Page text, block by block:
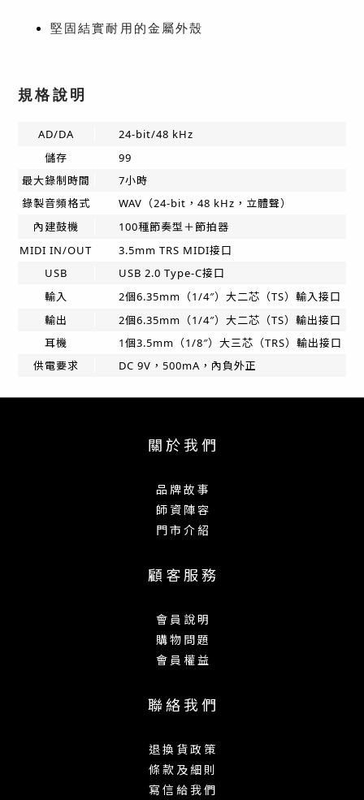
堅固結實耐用的金屬外殼
規格說明
AD/DA
24-bit/48 kHz
儲存
99
最大錄制時間
7小時
錄製音頻格式
WAV（24-bit，48 kHz，立體聲）
內建鼓機
100種節奏型＋節拍器
MIDI IN/OUT
3.5mm TRS MIDI接口
USB
USB 2.0 Type-C接口
輸入
2個6.35mm（1/4″）大二芯（TS）輸入接口
輸出
2個6.35mm（1/4″）大二芯（TS）輸出接口
耳機
1個3.5mm（1/8″）大三芯（TRS）輸出接口
供電要求
DC 9V，500mA，內負外正
關 於 我 們
品 牌 故 事
師 資 陣 容
門 市 介 紹
顧 客 服 務
會 員 說 明
購 物 問 題
會 員 權 益
聯 絡 我 們
退 換 貨 政 策
條 款 及 細 則
寫 信 給 我 們